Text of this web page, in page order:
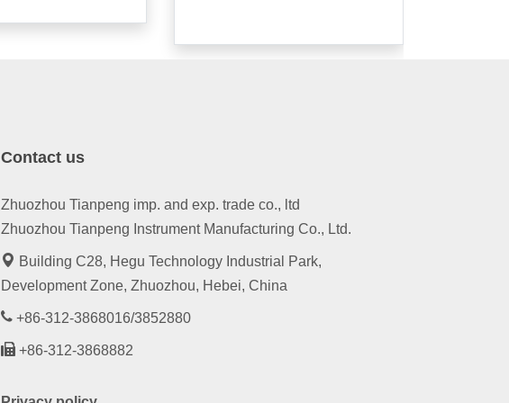
Contact us
Zhuozhou Tianpeng imp. and exp. trade co., ltd
Zhuozhou Tianpeng Instrument Manufacturing Co., Ltd.
Building C28, Hegu Technology Industrial Park,
Development Zone, Zhuozhou, Hebei, China
+86-312-3868016/3852880
+86-312-3868882